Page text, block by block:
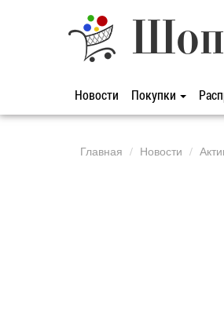
Новости Покупки
Главная Новости